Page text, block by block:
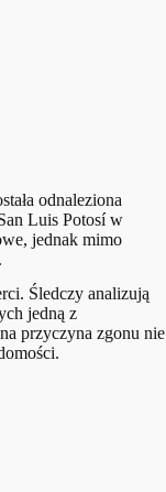
odnaleziona
Luis Potosí w
jednak mimo
Śledczy analizują
jedną z
przyczyna zgonu nie